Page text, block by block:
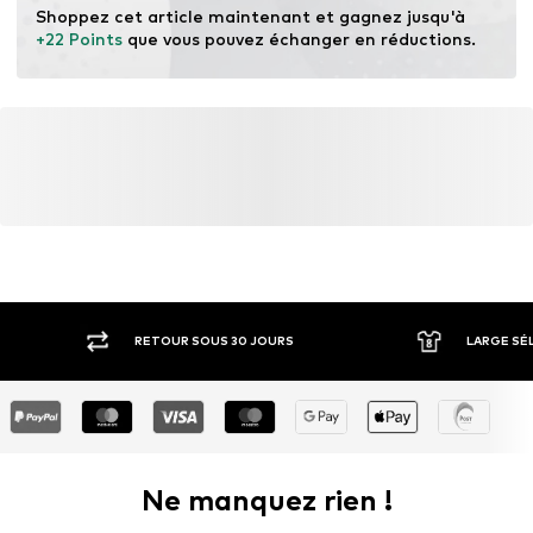
+22 Points que vous pouvez échanger en réductions.
RETOUR SOUS 30 JOURS LARGE
Ne manquez rien !